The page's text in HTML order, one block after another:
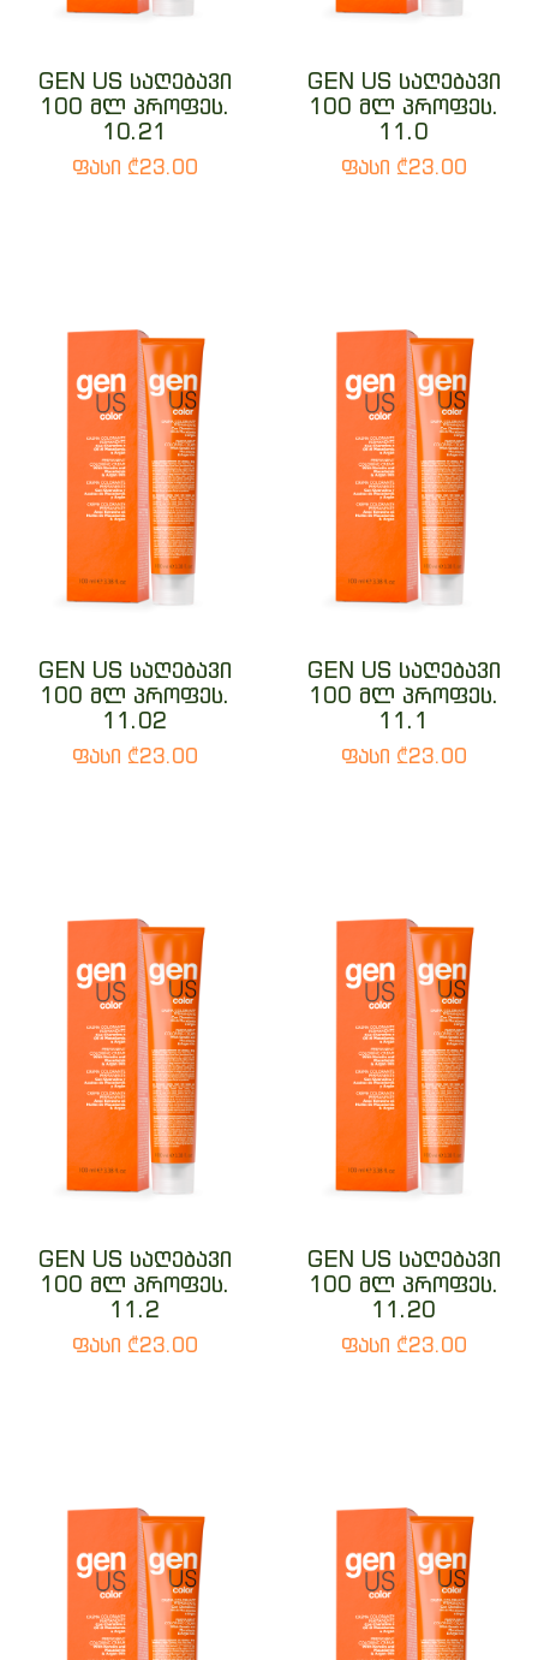
GEN US საღებავი
100 მლ პროფეს.
10.21
ფასი ₾23.00
GEN US საღებავი
100 მლ პროფეს.
11.0
ფასი ₾23.00
GEN US საღებავი
100 მლ პროფეს.
11.02
ფასი ₾23.00
GEN US საღებავი
100 მლ პროფეს.
11.1
ფასი ₾23.00
GEN US საღებავი
100 მლ პროფეს.
11.2
ფასი ₾23.00
GEN US საღებავი
100 მლ პროფეს.
11.20
ფასი ₾23.00